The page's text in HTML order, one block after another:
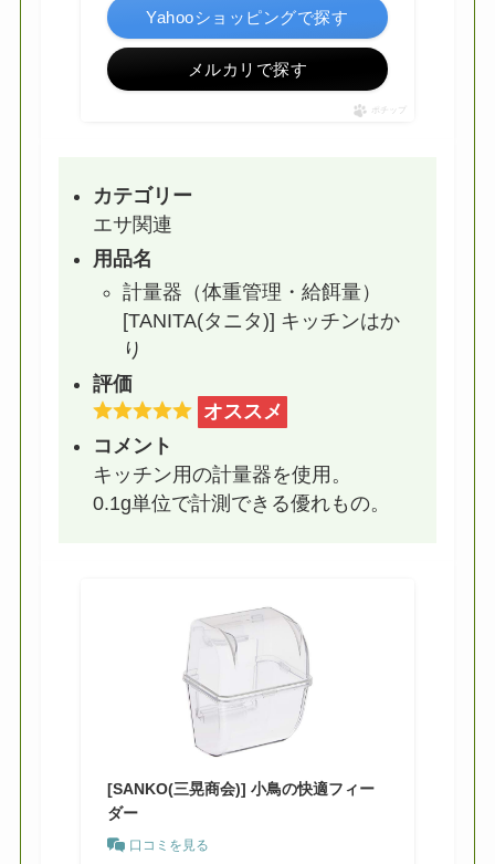
Yahooショッピングで探す
メルカリで探す
ポチップ
カテゴリー
エサ関連
用品名
計量器（体重管理・給餌量）
[TANITA(タニタ)] キッチンはか
り
評価
オススメ
コメント
キッチン用の計量器を使用。
0.1g単位で計測できる優れもの。
[SANKO(三晃商会)] 小鳥の快適フィー
ダー
口コミを見る